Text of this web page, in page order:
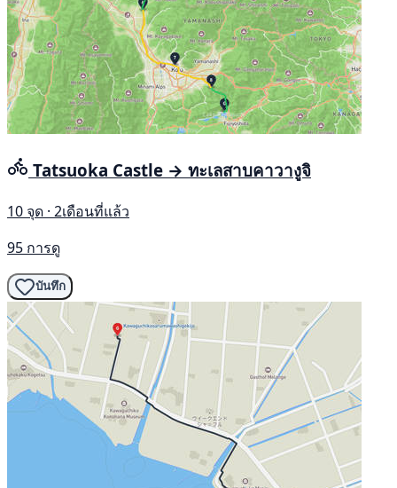
Tatsuoka Castle → ทะเลสาบคาวางูจิ
10 จุด · 2เดือนที่แล้ว
95 การดู
บันทึก